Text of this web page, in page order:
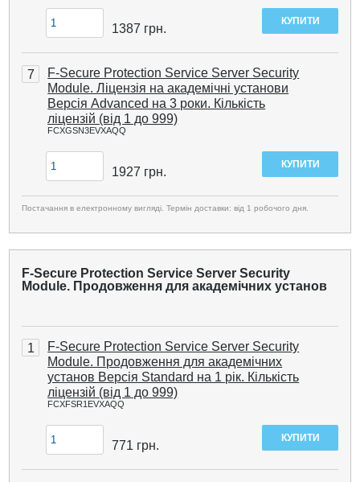
1387 грн.
7
F-Secure Protection Service Server Security
Module. Ліцензія на академічні установи
Версія Advanced на 3 роки. Кількість
ліцензій (від 1 до 999)
FCXGSN3EVXAQQ
1927 грн.
Постачання в електронному вигляді. Термін доставки: від 1 робочого дня.
F-Secure Protection Service Server Security
Module. Продовження для академічних установ
1
F-Secure Protection Service Server Security
Module. Продовження для академічних
установ Версія Standard на 1 рік. Кількість
ліцензій (від 1 до 999)
FCXFSR1EVXAQQ
771 грн.